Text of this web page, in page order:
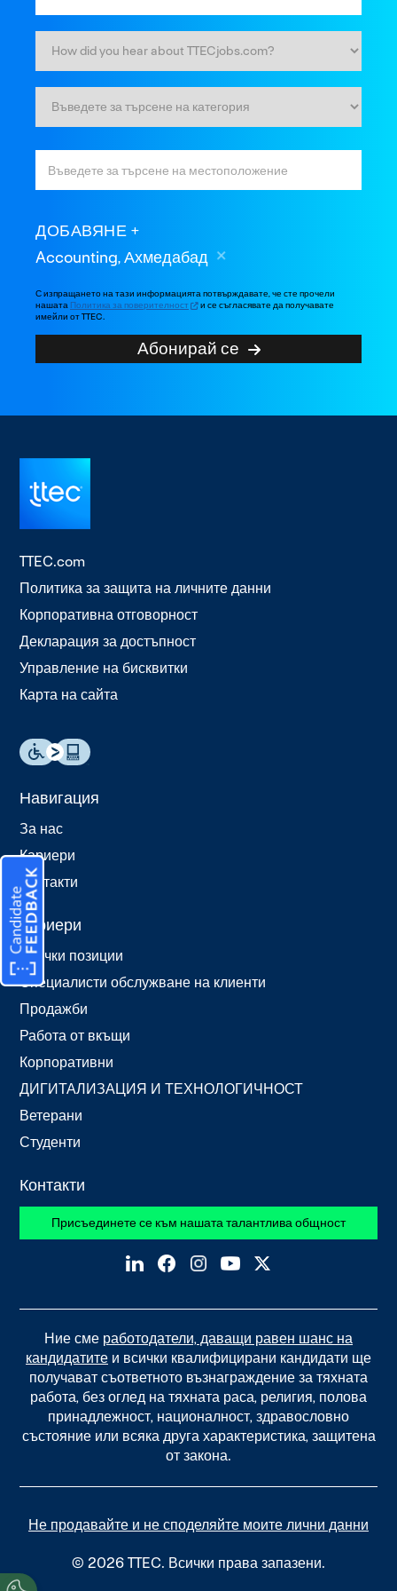
ДОБАВЯНЕ
Accounting, Ахмедабад
С изпращането на тази информацията потвърждавате, че сте прочели
нашата Политика за поверителност
и се съгласявате да получавате
имейли от TTEC.
Абонирай се
TTEC.com
Политика за защита на личните данни
Корпоративна отговорност
Декларация за достъпност
Управление на бисквитки
Карта на сайта
Навигация
За нас
Кариери
Контакти
Кариери
Всички позиции
Специалисти обслужване на клиенти
Продажби
Работа от вкъщи
Корпоративни
ДИГИТАЛИЗАЦИЯ И ТЕХНОЛОГИЧНОСТ
Ветерани
Студенти
Контакти
Присъединете се към нашата талантлива общност
Ние сме работодатели, даващи равен шанс на
кандидатите и всички квалифицирани кандидати ще
получават съответното възнаграждение за тяхната
работа, без оглед на тяхната раса, религия, полова
принадлежност, националност, здравословно
състояние или всяка друга характеристика, защитена
от закона.
Не продавайте и не споделяйте моите лични данни
© 2026 TTEC. Всички права запазени.